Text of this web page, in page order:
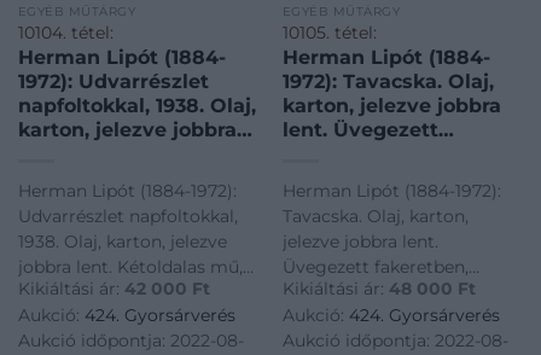
EGYÉB MŰTÁRGY
10104. tétel:
Herman Lipót (1884-
1972): Udvarrészlet
napfoltokkal, 1938. Olaj,
karton, jelezve jobbra
felirattal és egy teraszt
megörökítő vázlattal.
Dekoratív, Üvegezett
fakeretben, 21×26 cm.
Herman Lipót (1884-1972):
Udvarrészlet napfoltokkal,
1938. Olaj, karton, jelezve
jobbra lent. Kétoldalas mű,
hátoldalán autográf
felirattal és egy teraszt
megörökítő vázlattal.
Kikiáltási ár: 42 000 Ft
Aukció: 424. Gyorsárverés
Aukció időpontja: 2022-08-
EGYÉB MŰTÁRGY
10105. tétel:
Herman Lipót (1884-
1972): Tavacska. Olaj,
karton, jelezve jobbra
lent. Üvegezett
Herman Lipót (1884-1972):
Tavacska. Olaj, karton,
jelezve jobbra lent.
Üvegezett fakeretben,
30×40 cm<a
href="https://
es-grafikak/Festmenyek-es-
Kikiáltási ár: 48 000 Ft
Aukció: 424. Gyorsárverés
Aukció időpontja: 2022-08-